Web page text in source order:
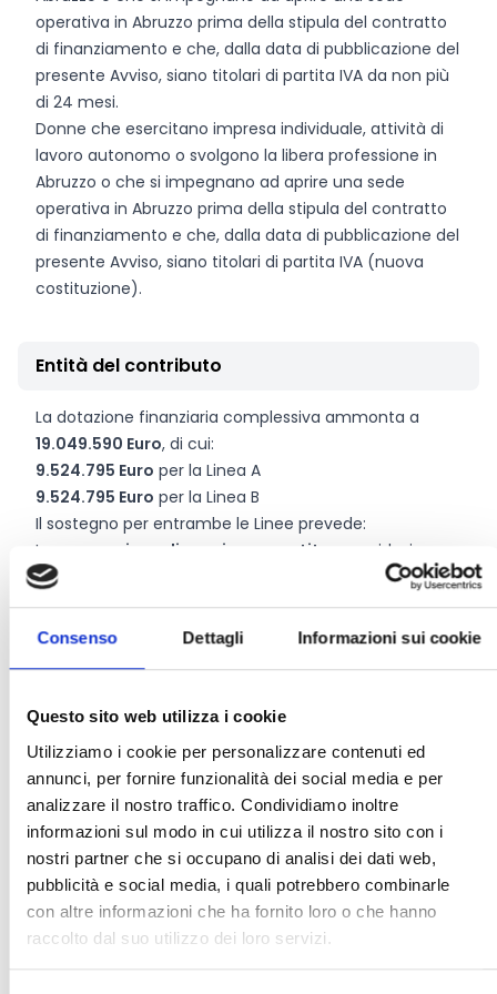
Consenso Dettagli Informazioni sui cookie
Questo sito web utilizza i cookie
Utilizziamo i cookie per personalizzare contenuti ed
annunci, per fornire funzionalità dei social media e per
analizzare il nostro traffico. Condividiamo inoltre
informazioni sul modo in cui utilizza il nostro sito con i
nostri partner che si occupano di analisi dei dati web,
pubblicità e social media, i quali potrebbero combinarle
con altre informazioni che ha fornito loro o che hanno
raccolto dal suo utilizzo dei loro servizi.
operativa in Abruzzo prima della stipula del contratto
di finanziamento e che, dalla data di pubblicazione del
presente Avviso, siano titolari di partita IVA da non più
di 24 mesi.
Donne che esercitano impresa individuale, attività di
lavoro autonomo o svolgono la libera professione in
Abruzzo o che si impegnano ad aprire una sede
operativa in Abruzzo prima della stipula del contratto
di finanziamento e che, dalla data di pubblicazione del
presente Avviso, siano titolari di partita IVA (nuova
costituzione).
Entità del contributo
La dotazione finanziaria complessiva ammonta a
19.049.590 Euro, di cui:
9.524.795 Euro per la Linea A
9.524.795 Euro per la Linea B
Il sostegno per entrambe le Linee prevede:
La
concessione di un micro-prestito
, con riduzione
del
contributo in conto interessi determinato ex ante), di
importo compreso tra 10.000 Euro e 80.000 Euro, non
FiRA;
sotto forma di “sovvenzione diretta”,di importo pari
al 30% del micro-prestito (eventualmente rimodulato
nei limiti delle spese effettivamente rendicontate); il
contributo a fondo perduto sarà erogato da FiRA.
Il progetto complessivo dovrà prevedere una spesa
minima pari a13.000 Euroe massima pari104.000
Euro.
Caratteristiche delmicro-prestito e del contributo